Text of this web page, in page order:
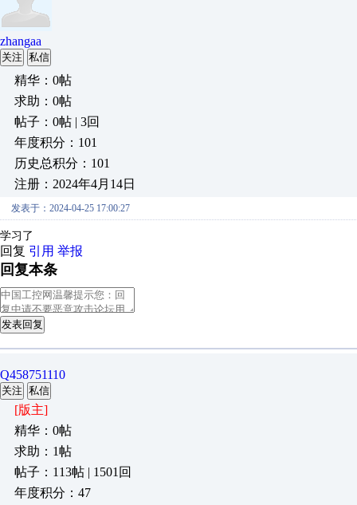
zhangaa
关注 私信
精华：0帖
求助：0帖
帖子：0帖 | 3回
年度积分：101
历史总积分：101
注册：2024年4月14日
发表于：2024-04-25 17:00:27
学习了
回复 引用 举报
回复本条
发表回复
Q458751110
关注 私信
[版主]
精华：0帖
求助：1帖
帖子：113帖 | 1501回
年度积分：47